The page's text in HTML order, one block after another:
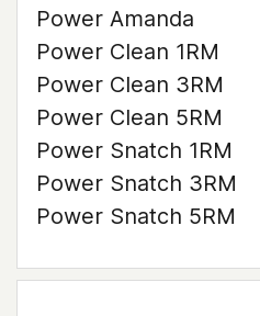
Power Amanda
Power Clean 1RM
Power Clean 3RM
Power Clean 5RM
Power Snatch 1RM
Power Snatch 3RM
Power Snatch 5RM